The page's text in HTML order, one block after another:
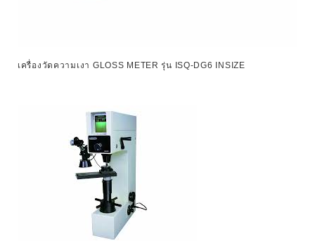
เครื่องวัดความเงา GLOSS METER รุ่น ISQ-DG6 INSIZE